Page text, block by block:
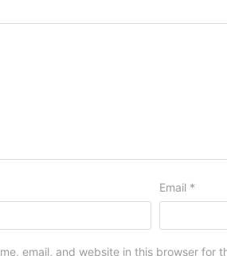
Email *
email, and website in this browser for